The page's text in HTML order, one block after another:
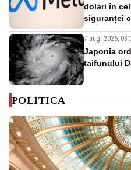
dolari în
siguranței
7 aug. 2026,
Japonia
taifunului
POLITICA